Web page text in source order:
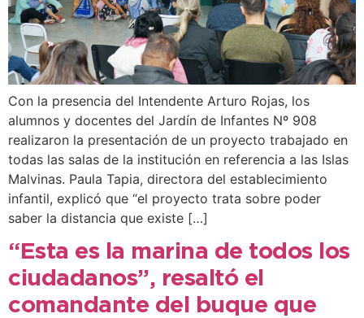
Con la presencia del Intendente Arturo Rojas, los
alumnos y docentes del Jardín de Infantes Nº 908
realizaron la presentación de un proyecto trabajado en
todas las salas de la institución en referencia a las Islas
Malvinas. Paula Tapia, directora del establecimiento
infantil, explicó que “el proyecto trata sobre poder
saber la distancia que existe […]
“Esta es la marina de todos los
ciudadanos”, resaltó el
comandante del buque que